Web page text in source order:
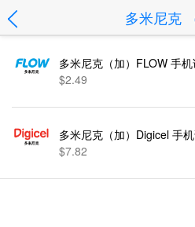
多米尼克
多米尼克（加）FLOW 手
$2.49
多米尼克（加）Digicel 手
$7.82